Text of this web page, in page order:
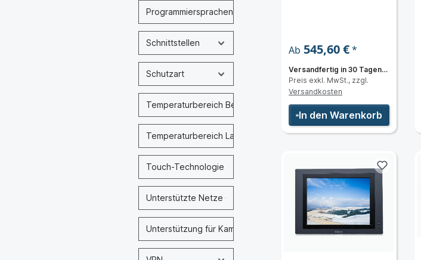
Programmiersprachen
Schnittstellen
Schutzart
Temperaturbereich Betrieb
Temperaturbereich Lagerung
Touch-Technologie
Unterstützte Netze
Unterstützung für Kamera-Input (CCTV)
Ab 545,60 €*
Versandfertig in 30 Tagen,
Lieferzeit 10-15 Tage
Preis exkl. MwSt., zzgl.
Versandkosten
In den Warenkorb